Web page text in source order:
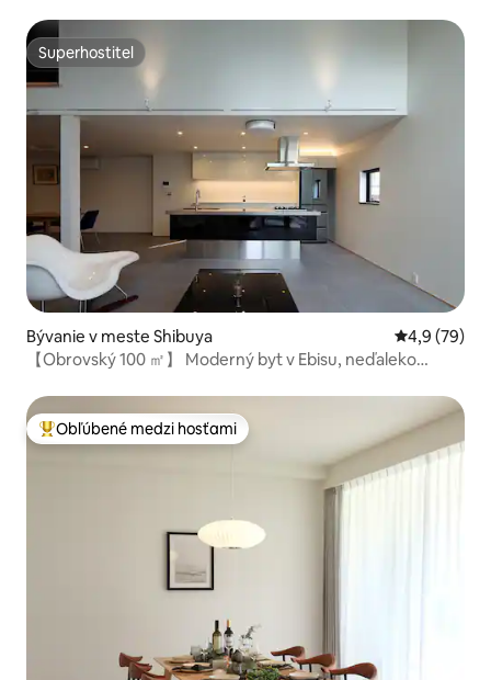
Superhostiteľ
Superhostiteľ
Bývanie v meste Shibuya Priemerné
4,9 (79)
【Obrovský 100 ㎡】 Moderný byt v Ebisu, neďaleko
Najobľúbenejšie medzi hosťami
Obľúbené medzi hosťami